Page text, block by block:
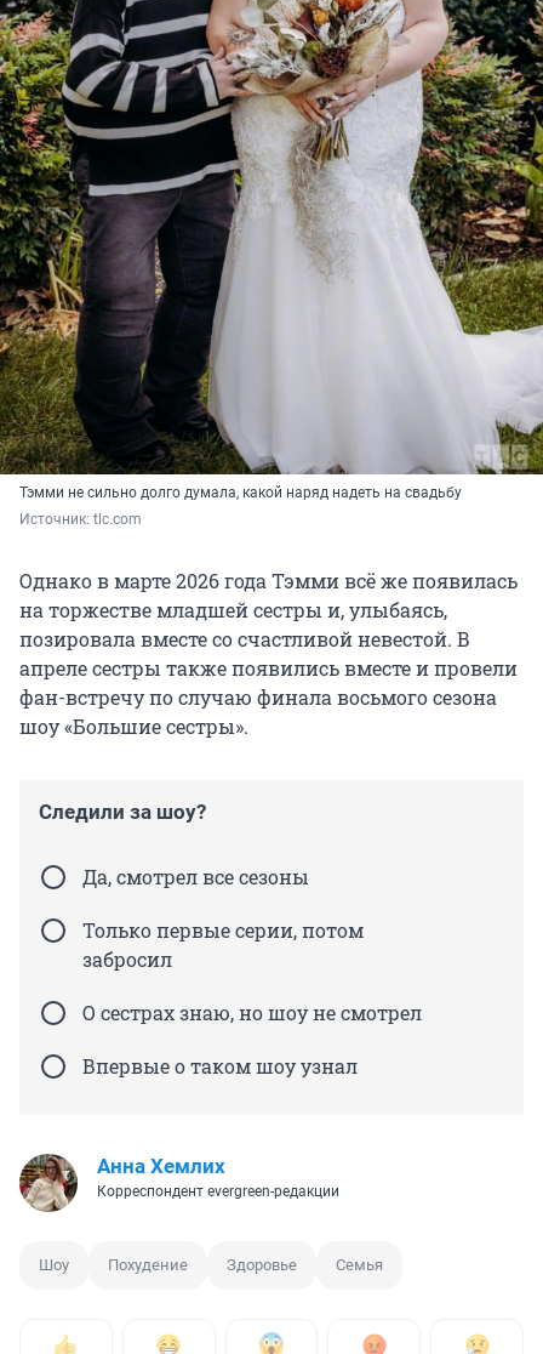
Тэмми не сильно долго думала, какой наряд надеть на свадьбу
Источник: tlc.com
Однако в марте 2026 года Тэмми всё же появилась
на торжестве младшей сестры и, улыбаясь,
позировала вместе со счастливой невестой. В
апреле сестры также появились вместе и провели
фан-встречу по случаю финала восьмого сезона
шоу «Большие сестры».
Следили за шоу?
Да, смотрел все сезоны
Только первые серии, потом
забросил
О сестрах знаю, но шоу не смотрел
Впервые о таком шоу узнал
Анна Хемлих
Корреспондент evergreen-редакции
Шоу Похудение Здоровье Семья